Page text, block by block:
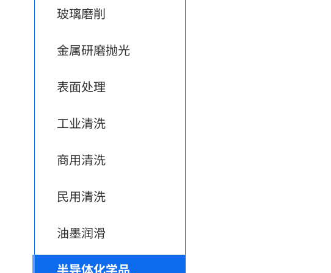
玻璃磨削
金属研磨抛光
表面处理
工业清洗
商用清洗
民用清洗
油墨润滑
半导体化学品